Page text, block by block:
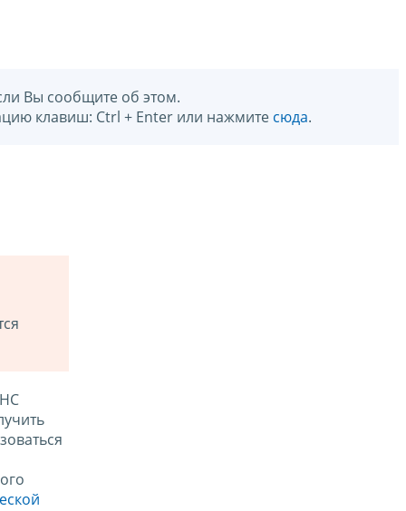
Вы сообщите об этом.
клавиш: Ctrl + Enter или нажмите сюда.